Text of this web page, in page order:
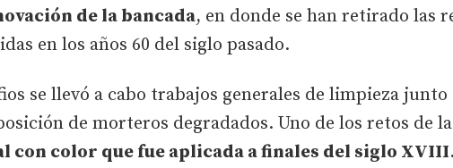
de la bancada, en donde se han retirado las
en los años 60 del siglo pasado.
se llevó a cabo trabajos generales de limpieza
de morteros degradados. Uno de los retos de
con color que fue aplicada a finales del siglo XVIII